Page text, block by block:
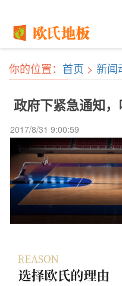
你的位置： 首页 > 新闻
政府下紧急通知
2017/8/31 9:00:59